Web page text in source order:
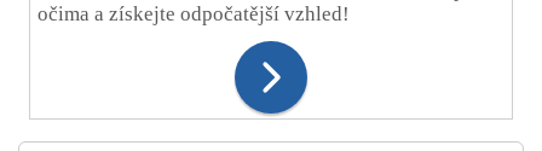
očima a získejte odpočatější vzhled!